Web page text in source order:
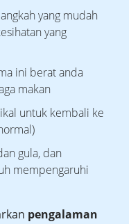
yang mudah
yang
ini berat anda
makan
untuk kembali ke
gula, dan
mempengaruhi
pengalaman